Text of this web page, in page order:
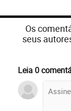
Os
seus
Leia 0